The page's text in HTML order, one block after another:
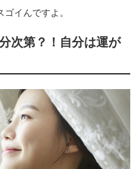
イんですよ。
次第？！自分は運が